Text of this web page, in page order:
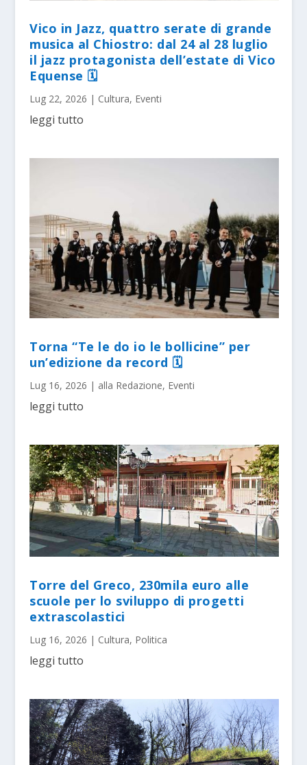
Vico in Jazz, quattro serate di grande
musica al Chiostro: dal 24 al 28 luglio
il jazz protagonista dell’estate di Vico
Equense 🗓
Lug 22, 2026 | Cultura, Eventi
leggi tutto
Torna “Te le do io le bollicine” per
un’edizione da record 🗓
Lug 16, 2026 | alla Redazione, Eventi
leggi tutto
Torre del Greco, 230mila euro alle
scuole per lo sviluppo di progetti
extrascolastici
Lug 16, 2026 | Cultura, Politica
leggi tutto